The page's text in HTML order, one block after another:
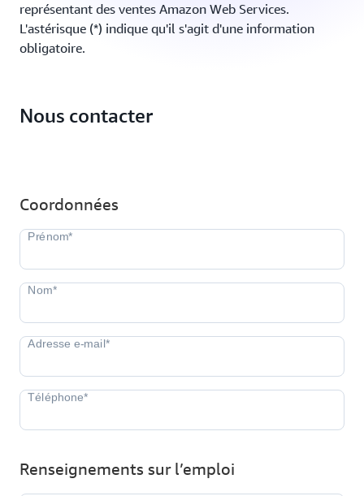
représentant des ventes Amazon Web Services.
L'astérisque (*) indique qu'il s'agit d'une information
obligatoire.
Nous contacter
Coordonnées
Renseignements sur l’emploi